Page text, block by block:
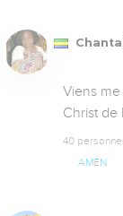
Viens
Christ de
40
AMEN